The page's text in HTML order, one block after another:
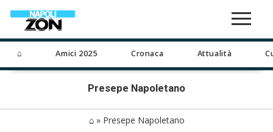
⌂ Amici 2025 Cronaca Attualità
Presepe Napoletano
⌂» Presepe Napoletano